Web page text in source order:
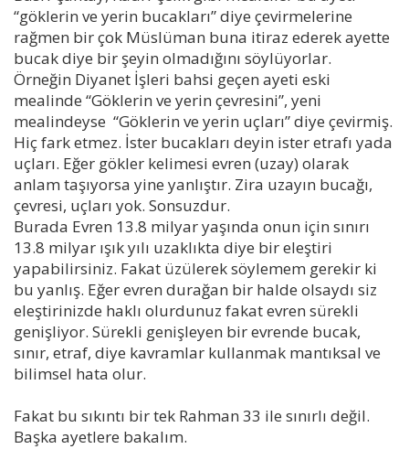
“göklerin ve yerin bucakları” diye çevirmelerine
rağmen bir çok Müslüman buna itiraz ederek ayette
bucak diye bir şeyin olmadığını söylüyorlar.
Örneğin Diyanet İşleri bahsi geçen ayeti eski
mealinde “Göklerin ve yerin çevresini”, yeni
mealindeyse “Göklerin ve yerin uçları” diye çevirmiş.
Hiç fark etmez. İster bucakları deyin ister etrafı yada
uçları. Eğer gökler kelimesi evren (uzay) olarak
anlam taşıyorsa yine yanlıştır. Zira uzayın bucağı,
çevresi, uçları yok. Sonsuzdur.
Burada Evren 13.8 milyar yaşında onun için sınırı
13.8 milyar ışık yılı uzaklıkta diye bir eleştiri
yapabilirsiniz. Fakat üzülerek söylemem gerekir ki
bu yanlış. Eğer evren durağan bir halde olsaydı siz
eleştirinizde haklı olurdunuz fakat evren sürekli
genişliyor. Sürekli genişleyen bir evrende bucak,
sınır, etraf, diye kavramlar kullanmak mantıksal ve
bilimsel hata olur.
Fakat bu sıkıntı bir tek Rahman 33 ile sınırlı değil.
Başka ayetlere bakalım.